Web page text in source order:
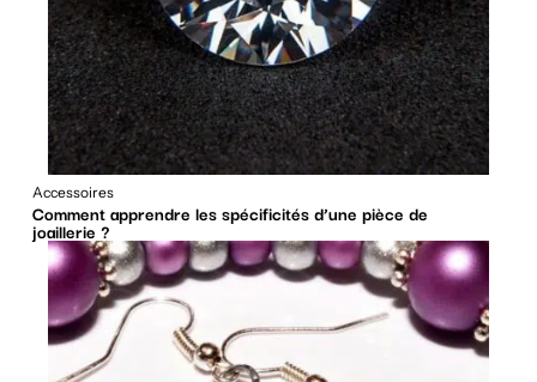
Accessoires
Comment apprendre les spécificités d’une pièce de
joaillerie ?